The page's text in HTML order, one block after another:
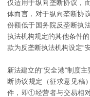
仅适用于纵向垄断协议，
体而言，对于纵向垄断协
份额低于国务院反垄断执
执法机构规定的其他条件
款为反垄断执法机构设定“
新法建立的“安全港”制度
断协议规定（征求意见稿
件，即①经营者与交易相